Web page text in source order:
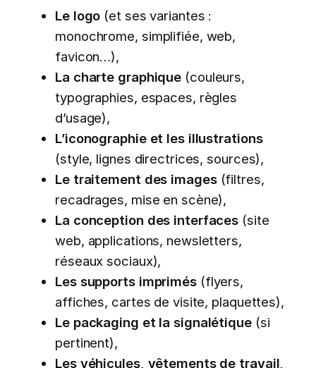
Le logo (et ses variantes :
monochrome, simplifiée, web,
favicon…),
La charte graphique (couleurs,
typographies, espaces, règles
d’usage),
L’iconographie et les illustrations
(style, lignes directrices, sources),
Le traitement des images(filtres,
recadrages, mise en scène),
La conception des interfaces (site
web, applications, newsletters,
réseaux sociaux),
Les supports imprimés(flyers,
affiches, cartes de visite, plaquettes),
Le packaging et la signalétique(si
pertinent),
Les véhicules, vêtements de travail,